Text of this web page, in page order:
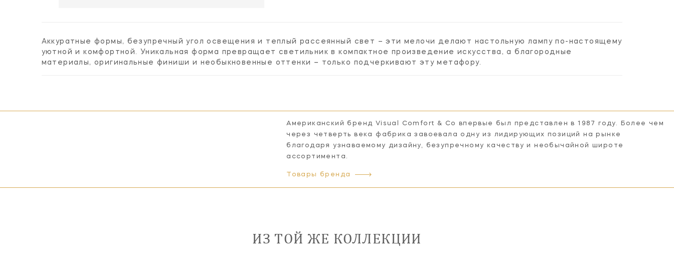
Аккуратные формы, безупречный угол освещения и теплый рассеянный свет – эти мелочи делают настольную лампу по-настоящему
уютной и комфортной. Уникальная форма превращает светильник в компактное произведение искусства, а благородные
материалы, оригинальные финиши и необыкновенные оттенки – только подчеркивают эту метафору.
Американский бренд Visual Comfort & Co впервые был представлен в 1987 году. Более чем
через четверть века фабрика завоевала одну из лидирующих позиций на рынке
благодаря узнаваемому дизайну, безупречному качеству и необычайной широте
ассортимента.
Товары бренда
ИЗ ТОЙ ЖЕ КОЛЛЕКЦИИ